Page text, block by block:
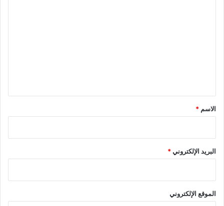
*
الاسم *
البريد الإلكتروني*
الموقع الإلكتروني